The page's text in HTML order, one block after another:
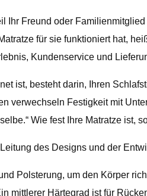
Freund oder
für sie funktioniert hat,
Kundenservice und
ist, besteht darin, Ihren
verwechseln Festigkeit mit
Wie fest Ihre Matratze ist,
des Designs und der
Polsterung, um den Körper
mittlerer Härtegrad ist für